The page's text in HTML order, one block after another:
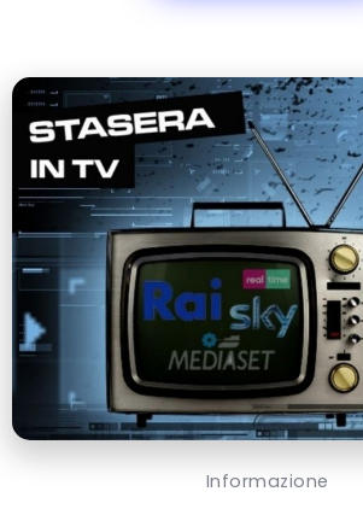
Informazione